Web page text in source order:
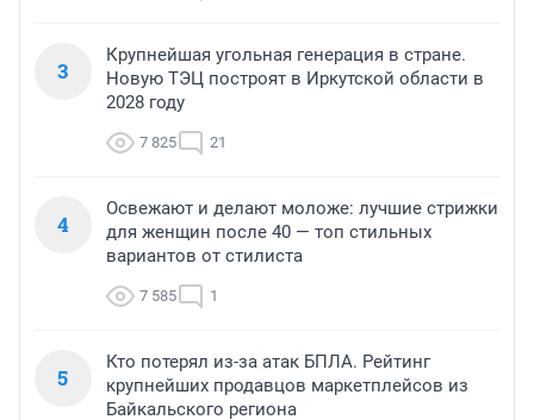
3
Крупнейшая угольная генерация в стране.
Новую ТЭЦ построят в Иркутской области в
2028 году
7 825 21
4
Освежают и делают моложе: лучшие стрижки
для женщин после 40 — топ стильных
вариантов от стилиста
7 585 1
5
Кто потерял из-за атак БПЛА. Рейтинг
крупнейших продавцов маркетплейсов из
Байкальского региона